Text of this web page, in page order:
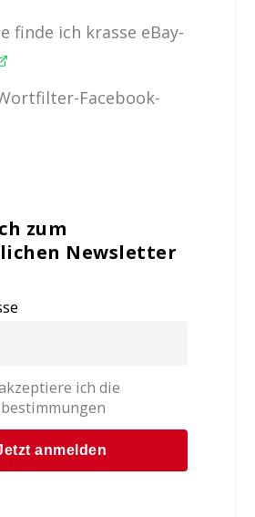
finde ich krasse eBay-
Facebook-
zum
Newsletter
ich die